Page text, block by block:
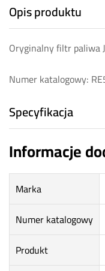
Opis produktu
Oryginalny filtr paliwa
Numer katalogowy:
Specyfikacja
Informacje
Marka
Numer katalogowy
Produkt